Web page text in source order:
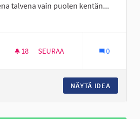
talvena vain puolen kentän...
mukaan: Läntinen Seinäjoki
18 18 SEURAAJAA
SEURAA 0
NÄYTÄ IDEA